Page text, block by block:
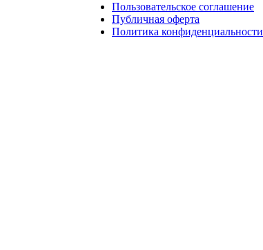
Пользовательское соглашение
Публичная оферта
Политика конфиденциальности